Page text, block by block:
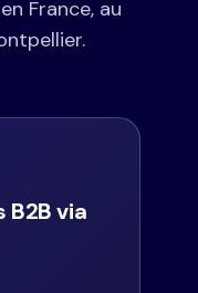
France, au
B2B via